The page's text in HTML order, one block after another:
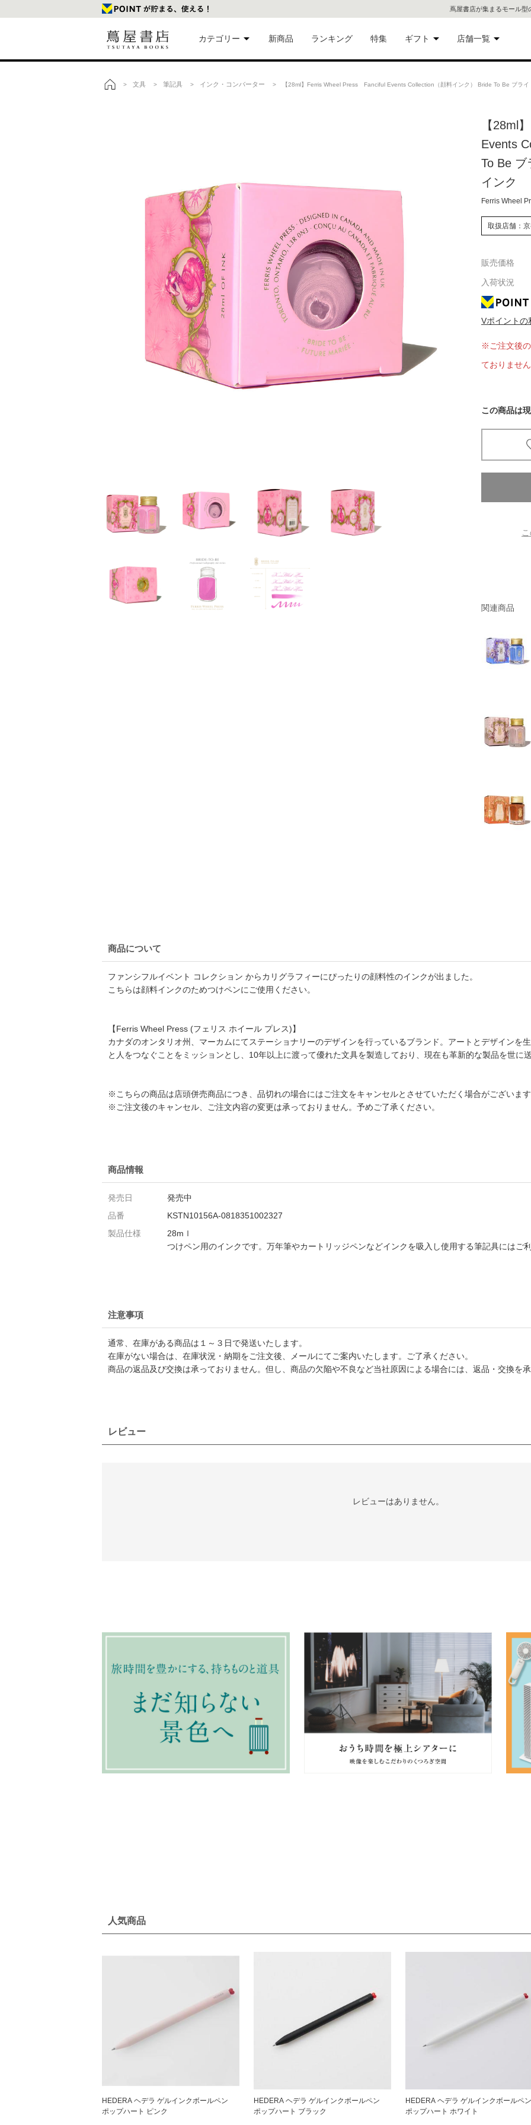
蔦屋書店が集まるモール型
カテゴリー
美術品
雑貨
eギフト
新商品 ランキング 特集 ギフト
ギフトにおすすめ
店舗一覧
代官
屋書
銀座
屋書
書店
京都
梅田
書店
枚方
> 文具 > 筆記具 > インク・コンバーター > 【28ml】Ferris Wheel Press Fanciful Events Collection（顔料インク） Bride To Be ブラ
【28ml
Events
To Be
インク
Ferris Wheel
取扱店舗：
販売価格
入荷状況
Vポイントの
※ご注文後
ておりませ
この商品は
関連商品
商品について
ファンシフルイベント コレクション からカリグラフィーにぴったりの顔料性のインクが出ました。
こちらは顔料インクのためつけペンにご使用ください。
【Ferris Wheel Press (フェリス ホイール プレス)】
カナダのオンタリオ州、マーカムにてステーショナリーのデザインを行っているブランド。アートとデザインを
と人をつなぐことをミッションとし、10年以上に渡って優れた文具を製造しており、現在も革新的な製品を世に
※こちらの商品は店頭併売商品につき、品切れの場合にはご注文をキャンセルとさせていただく場合がございま
※ご注文後のキャンセル、ご注文内容の変更は承っておりません。予めご了承ください。
商品情報
発売日
発売中
品番
KSTN10156A-0818351002327
製品仕様
28mｌ
つけペン用のインクです。万年筆やカートリッジペンなどインクを吸入し使用する筆記具にはご
注意事項
通常、在庫がある商品は１～３日で発送いたします。
在庫がない場合は、在庫状況・納期をご注文後、メールにてご案内いたします。ご了承ください。
商品の返品及び交換は承っておりません。但し、商品の欠陥や不良など当社原因による場合には、返品・交換を
レビュー
レビューはありません。
人気商品
HEDERA ヘデラ ゲルインクボールペン
ポップハート ピンク
HEDERA ヘデラ ゲルインクボールペン
ポップハート ブラック
HEDERA ヘデラ ゲルインクボール
ポップハート ホワイト